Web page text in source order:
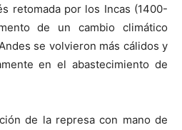
retomada por los Incas (1400-
de un cambio climático
se volvieron más cálidos y
en el abastecimiento de
de la represa con mano de